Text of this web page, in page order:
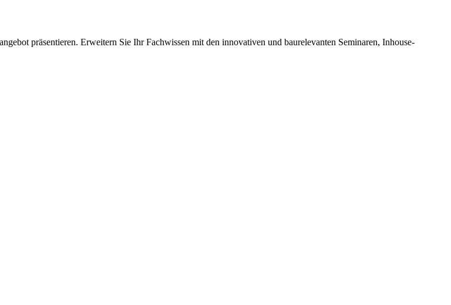
präsentieren. Erweitern Sie Ihr Fachwissen mit den innovativen und baurelevanten Seminaren, Inhouse-